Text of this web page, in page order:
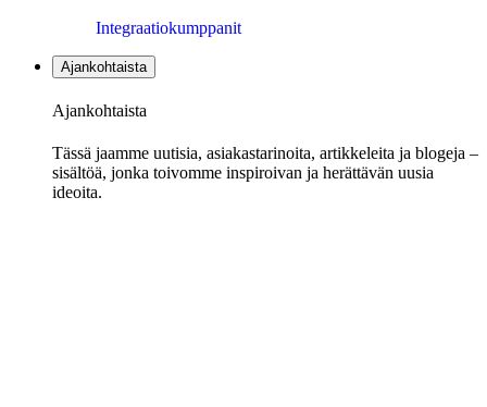
Integraatiokumppanit
Ajankohtaista
Ajankohtaista
Tässä jaamme uutisia, asiakastarinoita, artikkeleita ja blogeja –
sisältöä, jonka toivomme inspiroivan ja herättävän uusia
ideoita.